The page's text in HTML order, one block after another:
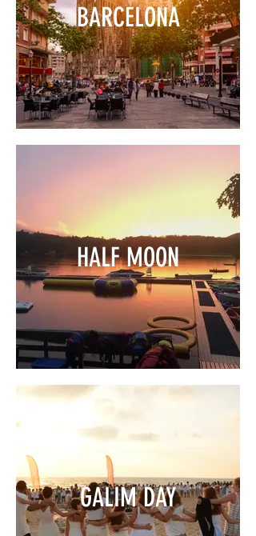
BARCELONA
HALF MOON
GALIM DAY